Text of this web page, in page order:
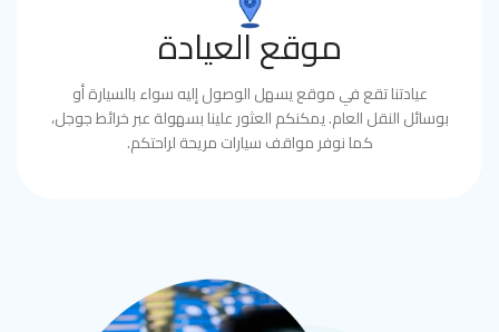
موقع العيادة
عيادتنا تقع في موقع يسهل الوصول إليه سواء بالسيارة أو
بوسائل النقل العام. يمكنكم العثور علينا بسهولة عبر خرائط جوجل،
كما نوفر مواقف سيارات مريحة لراحتكم.